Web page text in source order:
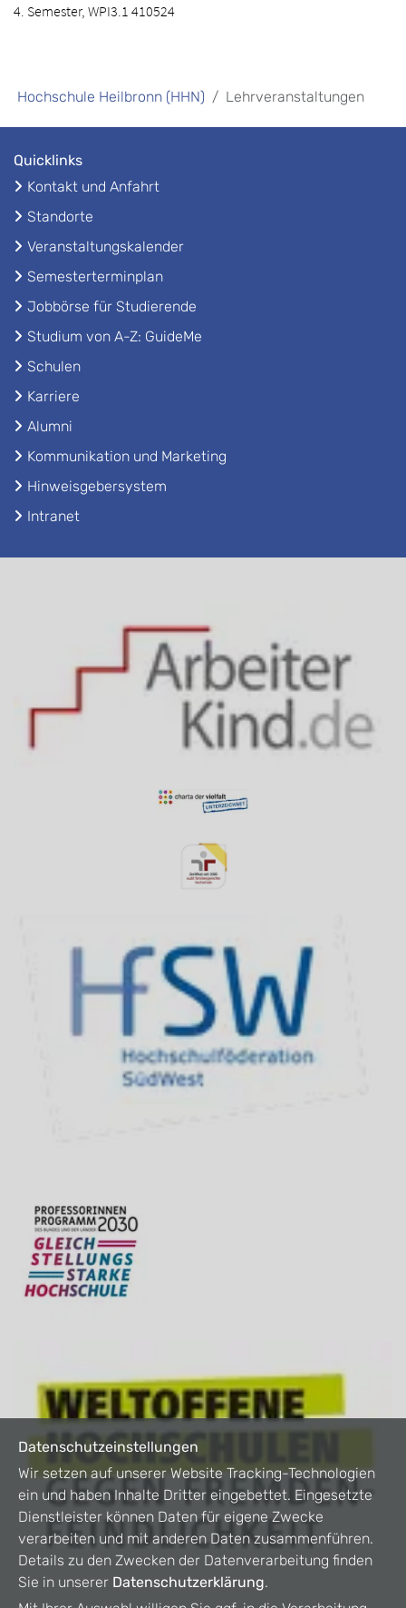
4. Semester, WPI3.1 410524
Hochschule Heilbronn (HHN) Lehrveranstaltungen
Quicklinks
Kontakt und Anfahrt
Standorte
Veranstaltungskalender
Semesterterminplan
Jobbörse für Studierende
Studium von A-Z: GuideMe
Schulen
Karriere
Alumni
Kommunikation und Marketing
Hinweisgebersystem
Intranet
Datenschutzeinstellungen
Wir setzen auf unserer Website Tracking-Technologien
ein und haben Inhalte Dritter eingebettet. Eingesetzte
Dienstleister können Daten für eigene Zwecke
verarbeiten und mit anderen Daten zusammenführen.
Details zu den Zwecken der Datenverarbeitung finden
Sie in unserer Datenschutzerklärung.